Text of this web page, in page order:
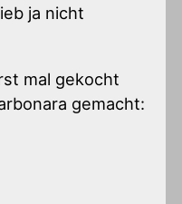
ja nicht
mal gekocht
gemacht: